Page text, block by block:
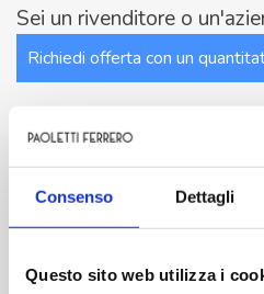
Consenso Dettagli
Questo sito web utilizza i
OFF-
ON
colore
250V
quantità
Sei un rivenditore o
Richiedi offerta con un
Descrizione
Richiedi info sul prodotto